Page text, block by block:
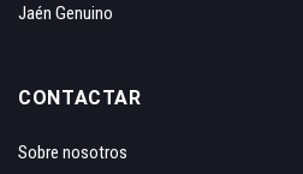
Jaén Genuino
CONTACTAR
Sobre nosotros